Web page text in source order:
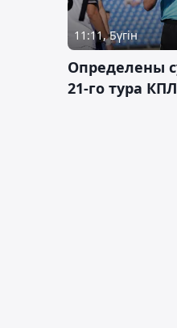
11:11, Бүгін
Определены
21-го тура КПЛ